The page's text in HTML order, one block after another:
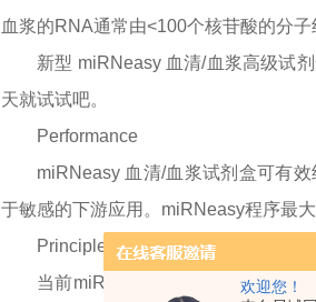
欢迎您！
血浆的RNA通常由<100个核苷酸的分
新型 miRNeasy 血清/血浆高级试
天就试试吧。
Performance
miRNeasy 血清/血浆试剂盒可有
于敏感的下游应用。miRNeasy程序最
Principle
当前miRNA研究最令人兴奋的领